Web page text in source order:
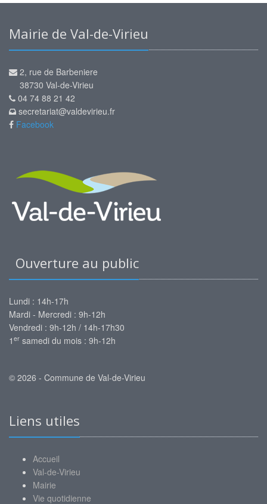
Mairie de Val-de-Virieu
2, rue de Barbeniere
38730 Val-de-Virieu
04 74 88 21 42
secretariat@valdevirieu.fr
Facebook
Ouverture au public
Lundi : 14h-17h
Mardi - Mercredi : 9h-12h
Vendredi : 9h-12h / 14h-17h30
1 er samedi du mois : 9h-12h
© 2026 - Commune de Val-de-Virieu
Liens utiles
Accueil
Val-de-Virieu
Mairie
Vie quotidienne